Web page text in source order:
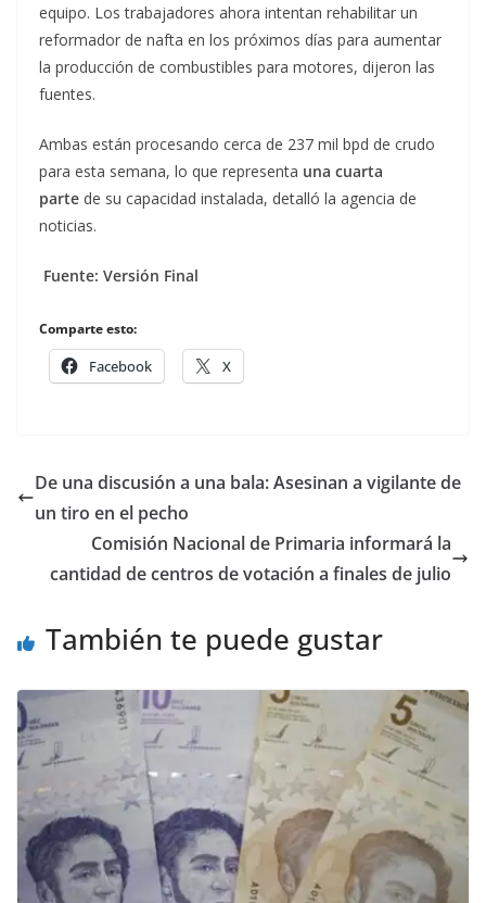
equipo. Los trabajadores ahora intentan rehabilitar un
reformador de nafta en los próximos días para aumentar
la producción de combustibles para motores, dijeron las
fuentes.
Ambas están procesando cerca de 237 mil bpd de crudo
para esta semana, lo que representa una cuarta
parte de su capacidad instalada, detalló la agencia de
noticias.
Fuente: Versión Final
Comparte esto:
Facebook X
De una discusión a una bala: Asesinan a vigilante de
un tiro en el pecho
Comisión Nacional de Primaria informará la
cantidad de centros de votación a finales de julio
También te puede gustar